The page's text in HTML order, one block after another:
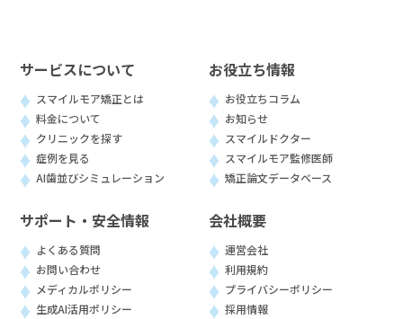
サービスについて
スマイルモア矯正とは
料金について
クリニックを探す
症例を見る
AI歯並びシミュレーション
お役立ち情報
お役立ちコラム
お知らせ
スマイルドクター
スマイルモア監修医師
矯正論文データベース
サポート・安全情報
よくある質問
お問い合わせ
メディカルポリシー
生成AI活用ポリシー
会社概要
運営会社
利用規約
プライバシーポリシー
採用情報